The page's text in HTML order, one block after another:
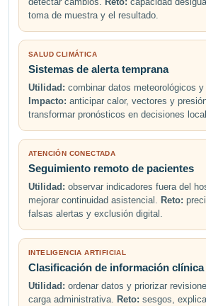
toma de muestra y el resultado.
SALUD CLIMÁTICA
Sistemas de alerta temprana
Utilidad: combinar datos meteorológicos
Impacto: anticipar calor, vectores y
transformar pronósticos en decisiones
ATENCIÓN CONECTADA
Seguimiento remoto de pacientes
Utilidad: observar indicadores fuera del
mejorar continuidad asistencial. Reto:
falsas alertas y exclusión digital.
INTELIGENCIA ARTIFICIAL
Clasificación de información clínica
Utilidad: ordenar datos y priorizar
carga administrativa. Reto: sesgos,